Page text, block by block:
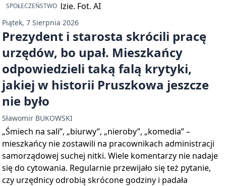
SPOŁECZEŃSTWO
Piątek, 7 Sierpnia 2026
Prezydent i starosta skrócili pracę
urzędów, bo upał. Mieszkańcy
odpowiedzieli taką falą krytyki,
jakiej w historii Pruszkowa jeszcze
nie było
Sławomir BUKOWSKI
„Śmiech na sali”, „biurwy”, „nieroby”, „komedia” –
mieszkańcy nie zostawili na pracownikach administracji
samorządowej suchej nitki. Wiele komentarzy nie nadaje
się do cytowania. Regularnie przewijało się też pytanie,
czy urzędnicy odrobią skrócone godziny i padała